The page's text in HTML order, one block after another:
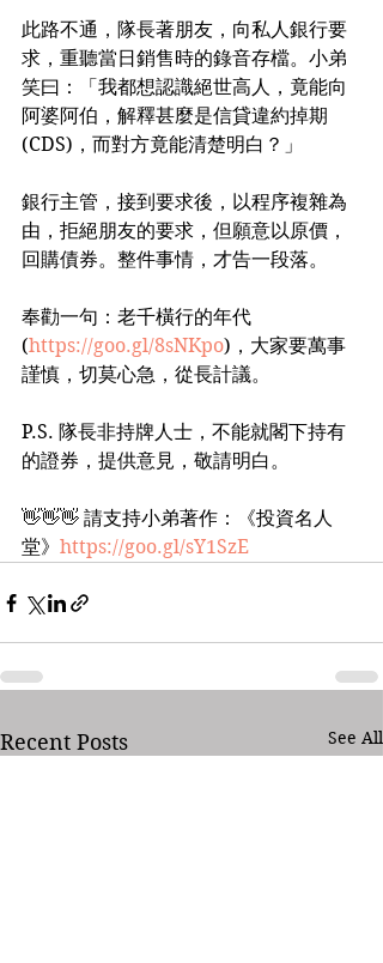
此路不通，隊長著朋友，向私人銀行要
求，重聽當日銷售時的錄音存檔。小弟
笑曰：「我都想認識絕世高人，竟能向
阿婆阿伯，解釋甚麼是信貸違約掉期
(CDS)，而對方竟能清楚明白？」
銀行主管，接到要求後，以程序複雜為
由，拒絕朋友的要求，但願意以原價，
回購債券。整件事情，才告一段落。
奉勸一句：老千橫行的年代
(https://goo.gl/8sNKpo)，大家要萬事
謹慎，切莫心急，從長計議。
P.S. 隊長非持牌人士，不能就閣下持有
的證券，提供意見，敬請明白。
👋👋👋 請支持小弟著作：《投資名人
堂》 https://goo.gl/sY1SzE
Recent Posts See All